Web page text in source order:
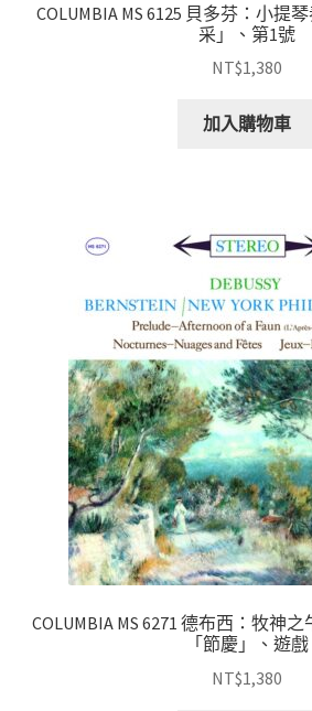
COLUMBIA MS 6125 貝多芬：小提
采」、第1號
NT$1,380
加入購物車
COLUMBIA MS 6271 德布西：牧神
「節慶」、遊戲
NT$1,380